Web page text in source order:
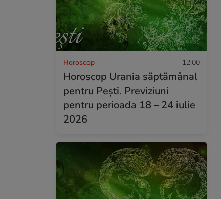
Horoscop 12:00
Horoscop Urania săptămânal
pentru Pești. Previziuni
pentru perioada 18 – 24 iulie
2026